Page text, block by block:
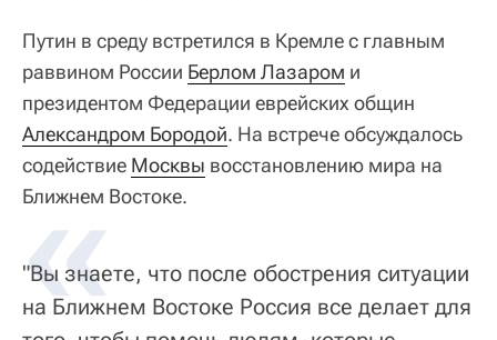
Путин в среду встретился в Кремле с главным
раввином России Берлом Лазаром и
президентом Федерации еврейских общин
Александром Бородой. На встрече обсуждалось
содействие Москвы восстановлению мира на
Ближнем Востоке.
«
"Вы знаете, что после обострения ситуации
на Ближнем Востоке Россия все делает для